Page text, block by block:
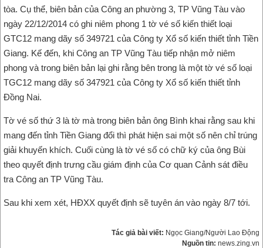
tòa. Cụ thể, biên bản của Công an phường 3, TP Vũng Tàu vào
ngày 22/12/2014 có ghi niêm phong 1 tờ vé số kiến thiết loại
GTC12 mang dãy số 349721 của Công ty Xổ số kiến thiết tỉnh Tiền
Giang. Kế đến, khi Công an TP Vũng Tàu tiếp nhận mở niêm
phong và trong biên bản lại ghi rằng bên trong là một tờ vé số loại
TGC12 mang dãy số 347921 của Công ty Xổ số kiến thiết tỉnh
Đồng Nai.
Tờ vé số thứ 3 là tờ mà trong biên bản ông Bình khai rằng sau khi
mang đến tỉnh Tiền Giang đổi thì phát hiện sai một số nên chỉ trúng
giải khuyến khích. Cuối cùng là tờ vé số có chữ ký của ông Bùi
theo quyết định trưng cầu giám định của Cơ quan Cảnh sát điều
tra Công an TP Vũng Tàu.
Sau khi xem xét, HĐXX quyết định sẽ tuyên án vào ngày 8/7 tới.
Tác giả bài viết: Ngọc Giang/Người Lao Động
Nguồn tin: news.zing.vn